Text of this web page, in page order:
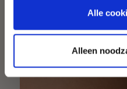
Alle
Alleen